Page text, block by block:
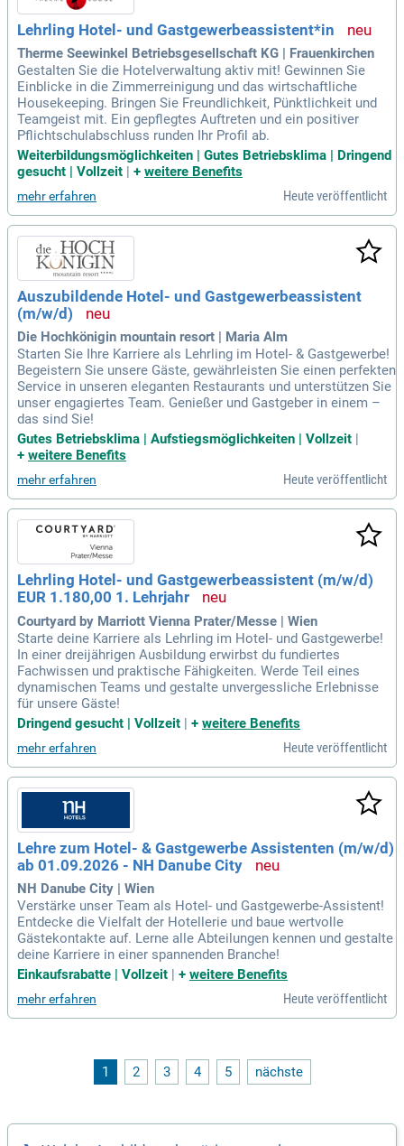
Lehrling Hotel- und Gastgewerbeassistent*in
Therme Seewinkel Betriebsgesellschaft KG | Frauenkirchen
Gestalten Sie die Hotelverwaltung aktiv mit! Gewinnen Sie
Einblicke in die Zimmerreinigung und das wirtschaftliche
Housekeeping. Bringen Sie Freundlichkeit, Pünktlichkeit und
Teamgeist mit. Ein gepflegtes Auftreten und ein positiver
Pflichtschulabschluss runden Ihr Profil ab.
Weiterbildungsmöglichkeiten | Gutes Betriebsklima | Dringend
gesucht | Vollzeit | + weitere Benefits
mehr erfahren Heute veröffentlicht
Auszubildende Hotel- und Gastgewerbeassistent
(m/w/d)
Die Hochkönigin mountain resort | Maria Alm
Starten Sie Ihre Karriere als Lehrling im Hotel- & Gastgewerbe!
Begeistern Sie unsere Gäste, gewährleisten Sie einen perfekten
Service in unseren eleganten Restaurants und unterstützen Sie
unser engagiertes Team. Genießer und Gastgeber in einem –
das sind Sie!
Gutes Betriebsklima | Aufstiegsmöglichkeiten | Vollzeit
+ weitere Benefits
mehr erfahren Heute veröffentlicht
Lehrling Hotel- und Gastgewerbeassistent (m/w/d)
EUR 1.180,00 1. Lehrjahr
Courtyard by Marriott Vienna Prater/Messe | Wien
Starte deine Karriere als Lehrling im Hotel- und Gastgewerbe!
In einer dreijährigen Ausbildung erwirbst du fundiertes
Fachwissen und praktische Fähigkeiten. Werde Teil eines
dynamischen Teams und gestalte unvergessliche Erlebnisse
für unsere Gäste!
Dringend gesucht | Vollzeit | + weitere Benefits
mehr erfahren Heute veröffentlicht
Lehre zum Hotel- & Gastgewerbe Assistenten (m/w/d)
ab 01.09.2026 - NH Danube City
NH Danube City | Wien
Verstärke unser Team als Hotel- und Gastgewerbe-Assistent!
Entdecke die Vielfalt der Hotellerie und baue wertvolle
Gästekontakte auf. Lerne alle Abteilungen kennen und gestalte
deine Karriere in einer spannenden Branche!
Einkaufsrabatte | Vollzeit | + weitere Benefits
mehr erfahren Heute veröffentlicht
1 2 3 4 5 nächste